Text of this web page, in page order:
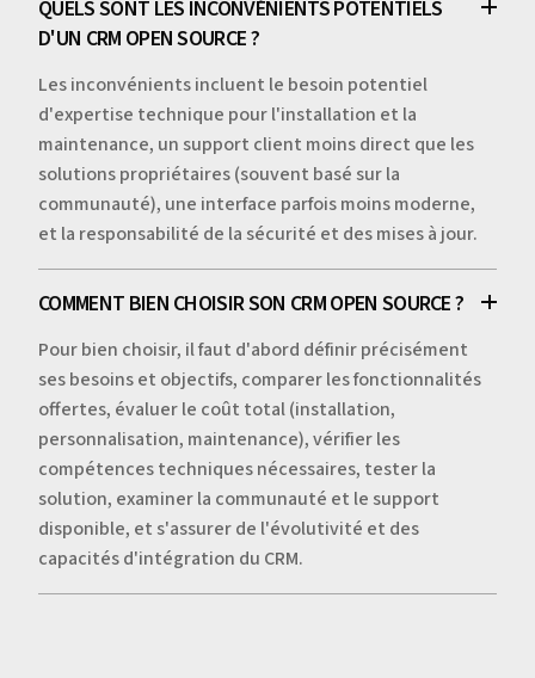
QUELS SONT LES INCONVÉNIENTS POTENTIELS
D'UN CRM OPEN SOURCE ?
Les inconvénients incluent le besoin potentiel
d'expertise technique pour l'installation et la
maintenance, un support client moins direct que les
solutions propriétaires (souvent basé sur la
communauté), une interface parfois moins moderne,
et la responsabilité de la sécurité et des mises à jour.
COMMENT BIEN CHOISIR SON CRM OPEN SOURCE ?
Pour bien choisir, il faut d'abord définir précisément
ses besoins et objectifs, comparer les fonctionnalités
offertes, évaluer le coût total (installation,
personnalisation, maintenance), vérifier les
compétences techniques nécessaires, tester la
solution, examiner la communauté et le support
disponible, et s'assurer de l'évolutivité et des
capacités d'intégration du CRM.